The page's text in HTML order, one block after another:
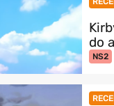
do
NS2